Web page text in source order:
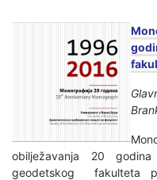
obilježavanja 20 godina
geodetskog fakulteta